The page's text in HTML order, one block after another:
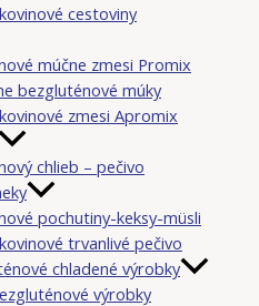
cestoviny
múčne zmesi Promix
bezgluténové múky
zmesi Apromix
chlieb – pečivo
pochutiny-keksy-müsli
trvanlivé pečivo
chladené výrobky
výrobky